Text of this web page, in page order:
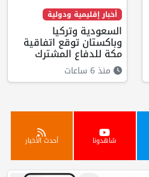
أخبار إقليمية ودولية
السعودية وتركيا
وباكستان توقع اتفاقية
مكة للدفاع المشترك
منذ 6 ساعات
شاهدونا أحدث الأخبار